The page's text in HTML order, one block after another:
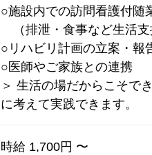
○施設内での訪問看護付随
（排泄・食事など生活支
○リハビリ計画の立案・報
○医師やご家族との連携
＞ 生活の場だからこそで
に考えて実践できます。
時給 1,700円 〜